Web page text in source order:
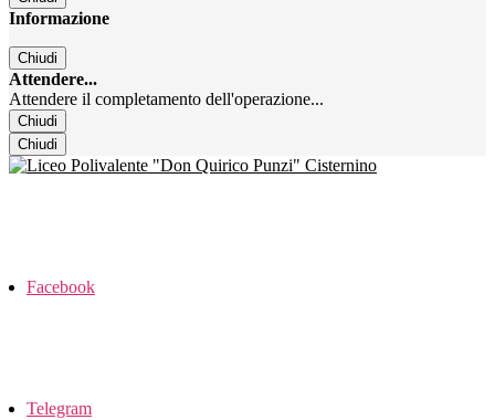
Informazione
Chiudi
Attendere...
Attendere il completamento dell'operazione...
Chiudi
Chiudi
Facebook
Telegram